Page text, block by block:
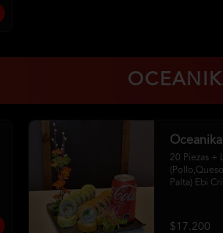
20 Piezas +
Palta) Ebi
-1Unagui
$17.200